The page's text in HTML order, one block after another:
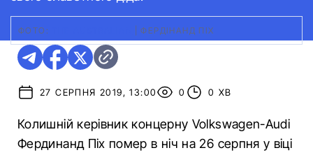
ФОТО: ФЕРДІНАНД ПІХ
27 СЕРПНЯ 2019, 13:00 0 0 ХВ
Колишній керівник концерну Volkswagen-Audi
Фердинанд Піх помер в ніч на 26 серпня у віці